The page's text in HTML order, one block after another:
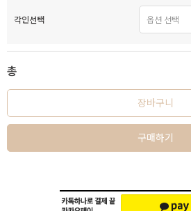
각인선택
총
장바구니
구매하기